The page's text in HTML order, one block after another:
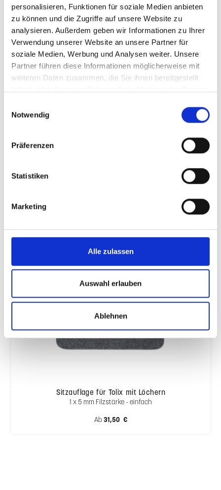
personalisieren, Funktionen für soziale Medien anbieten
zu können und die Zugriffe auf unsere Website zu
analysieren. Außerdem geben wir Informationen zu Ihrer
Verwendung unserer Website an unsere Partner für
soziale Medien, Werbung und Analysen weiter. Unsere
Partner führen diese Informationen möglicherweise mit
weiteren Daten zusammen, die Sie ihnen bereitgestellt
Notwendig
Präferenzen
Statistiken
Marketing
Alle zulassen
Auswahl erlauben
Ablehnen
Reduziertes Design mit präziser Formgebung: Die
Sitzauflage für den Designerstuhl Tolix von HEY-SIGN
by BWF Group ist passge…Mehr
Eigenschaften
Farbe & Pflege
Ähnliche Artikel
Sitzauflage für Tolix mit Löchern
1 x 5 mm Filzstärke - einfach
Regulärer Preis:
Ab 31,50 €